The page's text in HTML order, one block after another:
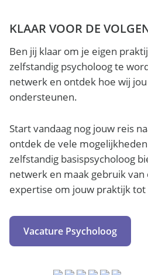
KLAAR VOOR DE
Ben jij klaar om je eigen
zelfstandig psycholoog te
netwerk en ontdek hoe wij
ondersteunen.
Start vandaag nog jouw reis
ontdek de vele
zelfstandig basispsycholoog
netwerk en maak gebruik
expertise om jouw praktijk tot
Vacature Psycholoog